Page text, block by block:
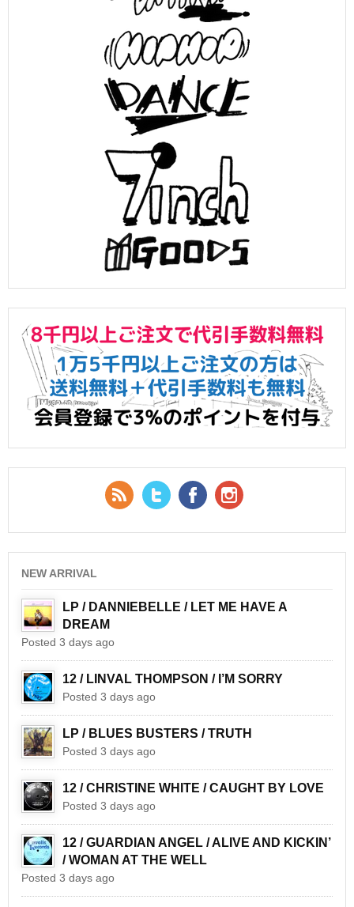
RSS Feed
Twitter Facebook
NEW ARRIVAL
LP / DANNIEBELLE / LET ME HAVE A
DREAM
Posted 3 days ago
12 / LINVAL THOMPSON / I’M SORRY
Posted 3 days ago
LP / BLUES BUSTERS / TRUTH
Posted 3 days ago
12 / CHRISTINE WHITE / CAUGHT BY LOVE
Posted 3 days ago
12 / GUARDIAN ANGEL / ALIVE AND KICKIN’
/ WOMAN AT THE WELL
Posted 3 days ago